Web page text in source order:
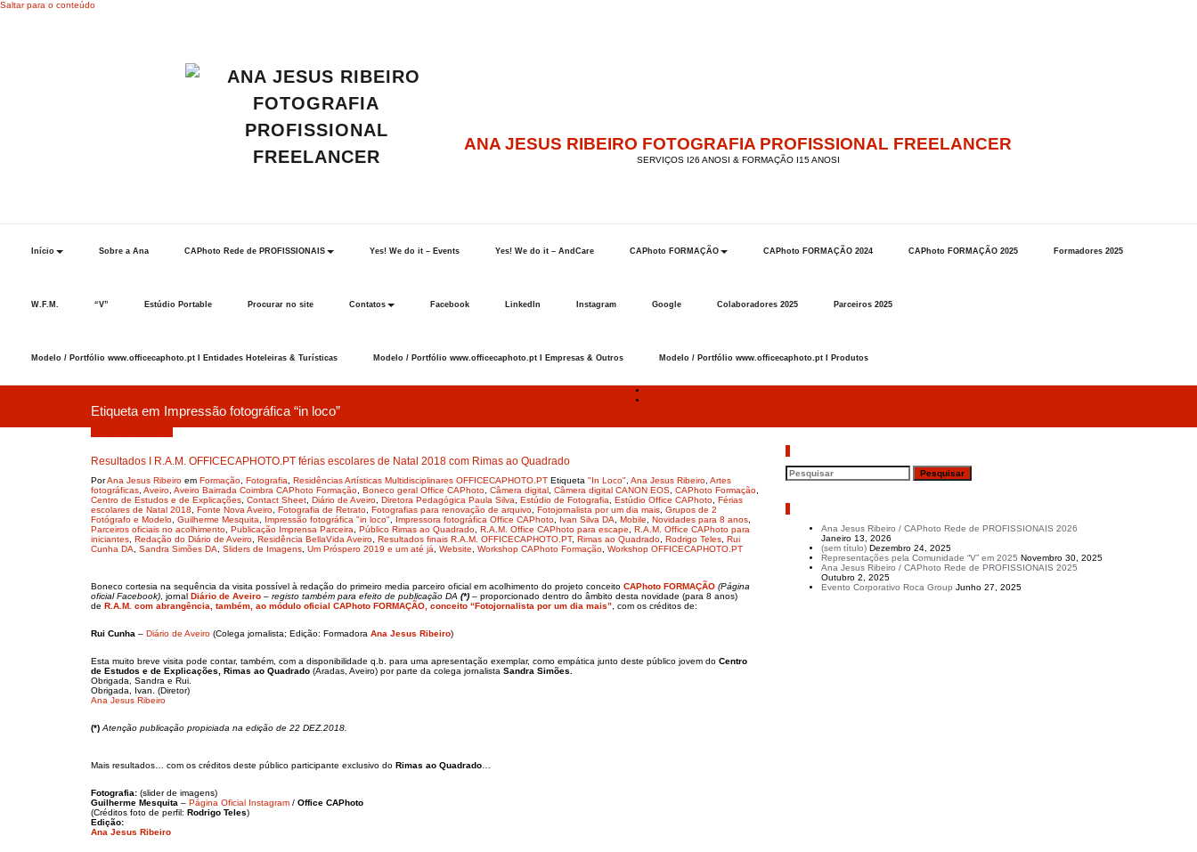
Saltar para o conteúdo
ANA JESUS RIBEIRO FOTOGRAFIA PROFISSIONAL FREELANCER
SERVIÇOS I26 ANOSI & FORMAÇÃO I15 ANOSI
Início Sobre a Ana CAPhoto Rede de PROFISSIONAIS Yes! We do it – Events Yes! We do it – AndCare CAPhoto FORMAÇÃO CAPhoto FORMAÇÃO 2024 CAPhoto FORMAÇÃO 2025 Formadores 2025
W.F.M. “V” Estúdio Portable Procurar no site Contatos Facebook LinkedIn Instagram Google Colaboradores 2025 Parceiros 2025
Modelo / Portfólio www.officecaphoto.pt I Entidades Hoteleiras & Turísticas Modelo / Portfólio www.officecaphoto.pt I Empresas & Outros Modelo / Portfólio www.officecaphoto.pt I Produtos
Etiqueta em Impressão fotográfica “in loco”
Resultados I R.A.M. OFFICECAPHOTO.PT férias escolares de Natal 2018 com Rimas ao Quadrado
PorAna Jesus Ribeiro em Formação Fotografia Residências Artísticas Multidisciplinares OFFICECAPHOTO.PT Etiqueta "In Loco" Ana Jesus Ribeiro Artes
fotográficas Aveiro Aveiro Bairrada Coimbra CAPhoto Formação Boneco geral Office CAPhoto Câmera digital Câmera digital CANON EOS CAPhoto Formação
Centro de Estudos e de Explicações Contact Sheet Diário de Aveiro Diretora Pedagógica Paula Silva Estúdio de Fotografia Estúdio Office CAPhoto Férias
escolares de Natal 2018
Fonte Nova Aveiro Fotografia de Retrato Fotografias para renovação de arquivo Fotojornalista por um dia mais Grupos de 2
Fotógrafo e Modelo Guilherme Mesquita Impressão fotográfica "in loco" Impressora fotográfica Office CAPhoto Ivan Silva DA Mobile Novidades para 8 anos
Parceiros oficiais no acolhimento Publicação Imprensa Parceira Público Rimas ao Quadrado R.A.M. Office CAPhoto para escape
R.A.M. Office CAPhoto para
iniciantes Redação do Diário de Aveiro Residência BellaVida Aveiro Resultados finais R.A.M. OFFICECAPHOTO.PT, Rimas ao Quadrado Rodrigo Teles Rui
Cunha DA
Sandra Simões DA Sliders de Imagens Um Próspero 2019 e um até já Website Workshop CAPhoto Formação Workshop OFFICECAPHOTO.PT
Boneco cortesia na sequência da visita possível à redação do primeiro media parceiro oficial em acolhimento do projeto conceito CAPhoto FORMAÇÃO (Página
oficial Facebook) , jornal Diário de Aveiro – registo também para efeito de publicação DA (*) – proporcionado dentro do âmbito desta novidade (para 8 anos)
de R.A.M. com abrangência, também, ao módulo oficial CAPhoto FORMAÇÃO, conceito “Fotojornalista por um dia mais” , com os créditos de:
Rui Cunha – Diário de Aveiro (Colega jornalista; Edição: Formadora Ana Jesus Ribeiro)
Esta muito breve visita pode contar, também, com a disponibilidade q.b. para uma apresentação exemplar, como empática junto deste público jovem do Centro
de Estudos e de Explicações,
Rimas ao Quadrado (Aradas, Aveiro) por parte da colega jornalista Sandra Simões.
Obrigada, Sandra e Rui.
Obrigada, Ivan. (Diretor)
Ana Jesus Ribeiro
(*) Atenção publicação propiciada na edição de 22 DEZ.2018.
Mais resultados… com os créditos deste público participante exclusivo do Rimas ao Quadrado
Fotografia: (slider de imagens)
Guilherme Mesquita – Página Oficial Instagram / Office CAPhoto
(Créditos foto de perfil: Rodrigo Teles)
Edição:
Ana Jesus Ribeiro
Ana Jesus Ribeiro / CAPhoto Rede de PROFISSIONAIS 2026
Janeiro 13, 2026
(sem título) Dezembro 24, 2025
Representações pela Comunidade “V” em 2025 Novembro 30, 2025
Ana Jesus Ribeiro / CAPhoto Rede de PROFISSIONAIS 2025
Outubro 2, 2025
Evento Corporativo Roca Group Junho 27, 2025